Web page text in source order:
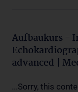
Aufbaukurs -
advanced |
...Sorry, this